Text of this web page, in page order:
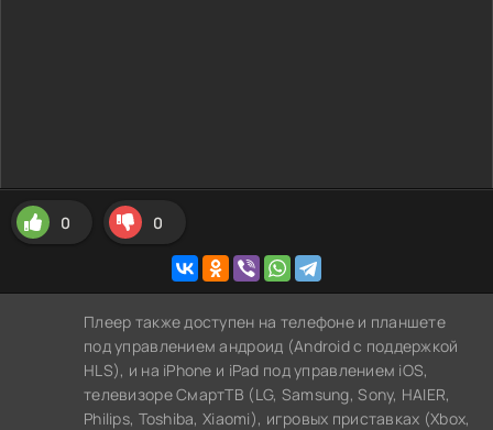
0 0
Плеер также доступен на телефоне и планшете
под управлением андроид (Android с поддержкой
HLS), и на iPhone и iPad под управлением iOS,
телевизоре СмартТВ (LG, Samsung, Sony, HAIER,
Philips, Toshiba, Xiaomi), игровых приставках (Xbox,